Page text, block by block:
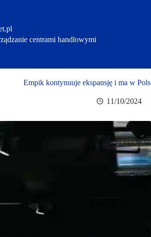
centrami handlowymi
Empik kontynuuje ekspansję i ma w
11/10/2024